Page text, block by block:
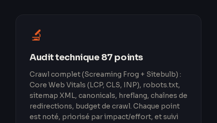
🔬
Audit technique 87 points
Crawl complet (Screaming Frog + Sitebulb) :
Core Web Vitals (LCP, CLS, INP), robots.txt,
sitemap XML, canonicals, hreflang, chaînes de
redirections, budget de crawl. Chaque point
est noté, priorisé par impact/effort, et suivi